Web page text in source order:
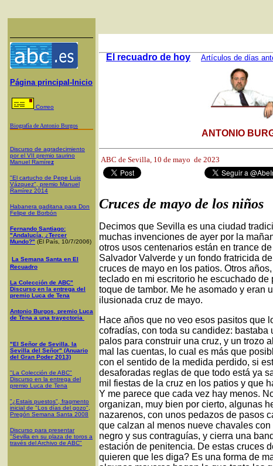
Página principal-Inicio
Correo
Biografía de Antonio Burgos
Discurso de agradecimiento
por el VII premio taurino
Manuel Ramírez
"El cartucho de Pepe Luis
Vázquez", premio Manuel
Ramírez 2014
Habanera gaditana para Don
Felipe de Borbón
Fernando Santiago:
"Andalucía, ¿Tercer
Mundo?" (El País, 10/7/2006)
La Semana Santa en El
Recuadro
La Colección de ABC"
Discurso en la entrega del
premio Luca de Tena
Antonio Burgos, premio Luca
de Tena a una trayectoria
"El Señor de Sevilla, la
Sevilla del Señor" (Anuario
del Gran Poder 2013)
"La Colección de ABC"
Discurso en la entrega del
premio Luca de Tena
"¿Estais puestos", fragmento
inicial de "Los días del gozo",
Pregón Semana Santa 2008
Discurso para presentar
"Sevilla en su plaza de toros a
través del Archivo de ABC"
El recuadro de hoy Artículos de días
ANTONIO
ABC de Sevilla, 10 de mayo de 2023
Cruces de mayo de los niños
Decimos que Sevilla es una ciudad
muchas invenciones de ayer por la
otros usos centenarios están en trance
Salvador Valverde y un fondo fratricida
cruces de mayo en los patios. Otros
teclado en mi escritorio he escuchado
toque de tambor. Me he asomado y eran
ilusionada cruz de mayo.
Hace años que no veo esos pasitos que
cofradías, con toda su candidez:
palos para construir una cruz, y un trozo
mal las cuentas, lo cual es más que
con el sentido de la medida perdido, si
desaforadas reglas de que todo está ya
mil fiestas de la cruz en los patios y que
Y me parece que cada vez hay menos.
organizan, muy bien por cierto, algunas
nazarenos, con unos pedazos de pasos
que calzan al menos nueve chavales
negro y sus contraguías, y cierra una
estación de penitencia. De estas cruces
quieren que les diga? Es una forma de